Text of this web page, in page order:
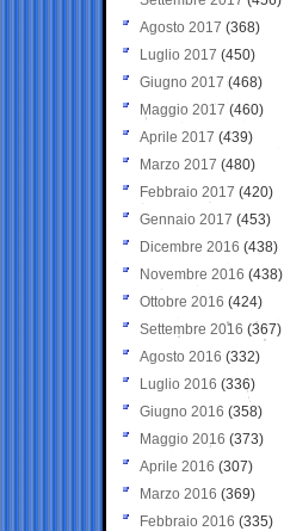
Agosto 2017 (368)
Luglio 2017 (450)
Giugno 2017 (468)
Maggio 2017 (460)
Aprile 2017 (439)
Marzo 2017 (480)
Febbraio 2017 (420)
Gennaio 2017 (453)
Dicembre 2016 (438)
Novembre 2016 (438)
Ottobre 2016 (424)
Settembre 2016 (367)
Agosto 2016 (332)
Luglio 2016 (336)
Giugno 2016 (358)
Maggio 2016 (373)
Aprile 2016 (307)
Marzo 2016 (369)
Febbraio 2016 (335)